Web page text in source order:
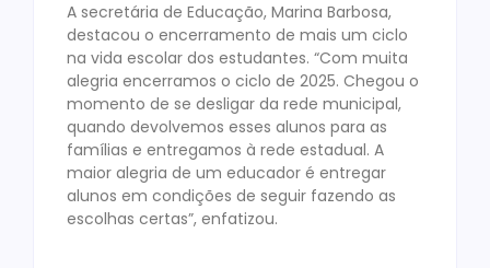
A secretária de Educação, Marina Barbosa,
destacou o encerramento de mais um ciclo
na vida escolar dos estudantes. “Com muita
alegria encerramos o ciclo de 2025. Chegou o
momento de se desligar da rede municipal,
quando devolvemos esses alunos para as
famílias e entregamos à rede estadual. A
maior alegria de um educador é entregar
alunos em condições de seguir fazendo as
escolhas certas”, enfatizou.